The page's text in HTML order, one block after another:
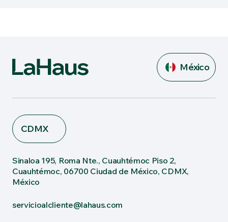
México
CDMX
Sinaloa 195, Roma Nte., Cuauhtémoc Piso 2,
Cuauhtémoc, 06700 Ciudad de México, CDMX,
México
servicioalcliente@lahaus.com